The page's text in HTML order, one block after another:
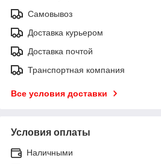
Самовывоз
Доставка курьером
Доставка почтой
Транспортная компания
Все условия доставки
Условия оплаты
Наличными